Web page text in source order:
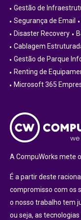
Gestão de
Segurança de Email
Disaster Recovery
Cablagem
Gestão de Parque
Renting de
Microsoft 365
A CompuWorks mete
É a partir deste
compromisso com os
o nosso trabalho tem
ou seja, as